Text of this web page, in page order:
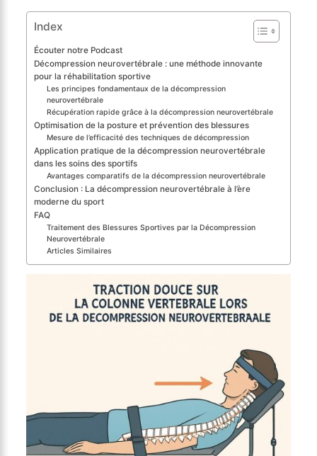
Index
Écouter notre Podcast
Décompression neurovertébrale : une méthode innovante
pour la réhabilitation sportive
Les principes fondamentaux de la décompression
neurovertébrale
Récupération rapide grâce à la décompression neurovertébrale
Optimisation de la posture et prévention des blessures
Mesure de l’efficacité des techniques de décompression
Application pratique de la décompression neurovertébrale
dans les soins des sportifs
Avantages comparatifs de la décompression neurovertébrale
Conclusion : La décompression neurovertébrale à l’ère
moderne du sport
FAQ
Traitement des Blessures Sportives par la Décompression
Neurovertébrale
Articles Similaires